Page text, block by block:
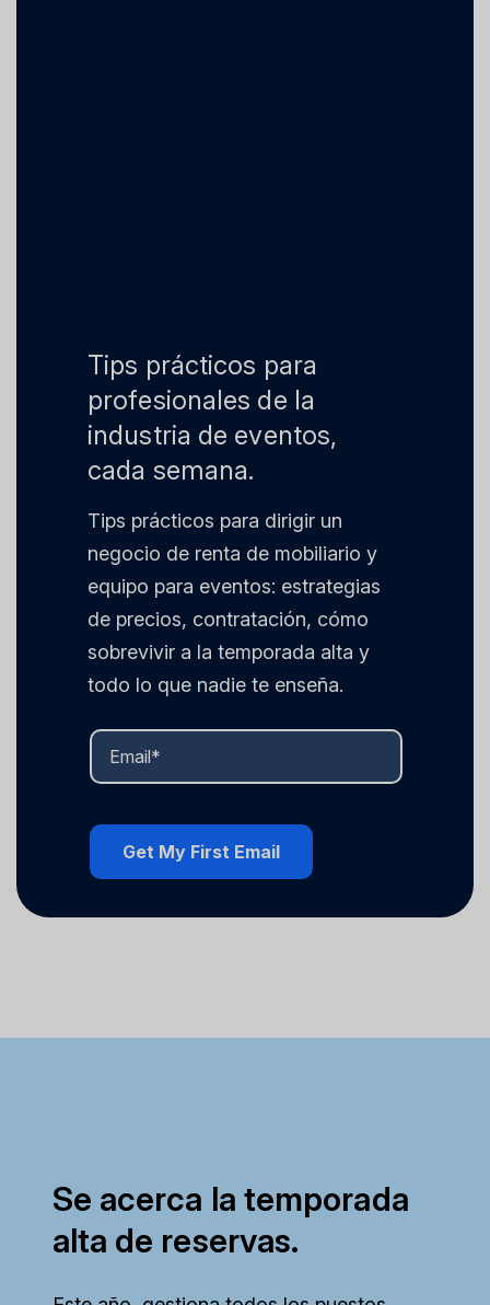
Tips prácticos para
profesionales de la
industria de eventos,
cada semana.
Tips prácticos para dirigir un
negocio de renta de mobiliario y
equipo para eventos: estrategias
de precios, contratación, cómo
sobrevivir a la temporada alta y
todo lo que nadie te enseña.
Se acerca la temporada
alta de reservas.